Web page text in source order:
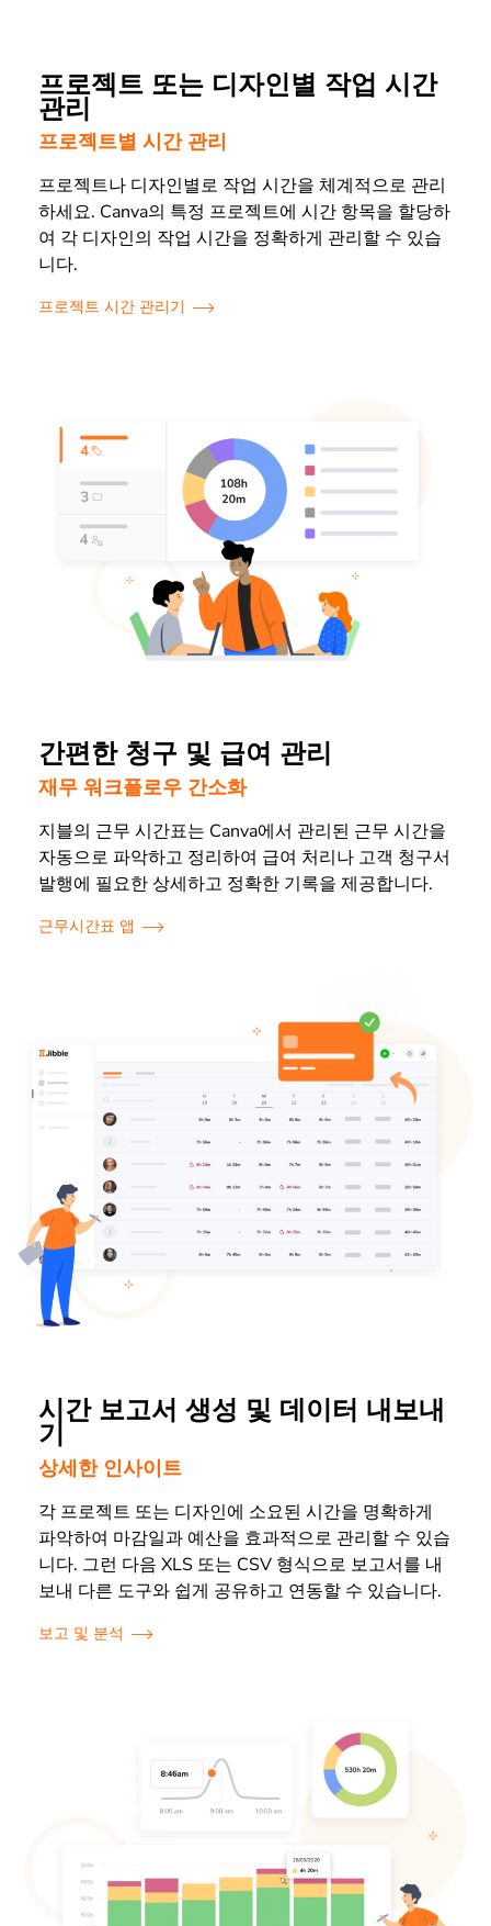
프로젝트 또는 디자인별 작업 시간
관리
프로젝트별 시간 관리
프로젝트나 디자인별로 작업 시간을 체계적으로 관리
하세요. Canva의 특정 프로젝트에 시간 항목을 할당하
여 각 디자인의 작업 시간을 정확하게 관리할 수 있습
니다.
프로젝트 시간 관리기
간편한 청구 및 급여 관리
재무 워크플로우 간소화
지블의 근무 시간표는 Canva에서 관리된 근무 시간을
자동으로 파악하고 정리하여 급여 처리나 고객 청구서
발행에 필요한 상세하고 정확한 기록을 제공합니다.
근무시간표 앱
시간 보고서 생성 및 데이터 내보내
기
상세한 인사이트
각 프로젝트 또는 디자인에 소요된 시간을 명확하게
파악하여 마감일과 예산을 효과적으로 관리할 수 있습
니다. 그런 다음 XLS 또는 CSV 형식으로 보고서를 내
보내 다른 도구와 쉽게 공유하고 연동할 수 있습니다.
보고 및 분석